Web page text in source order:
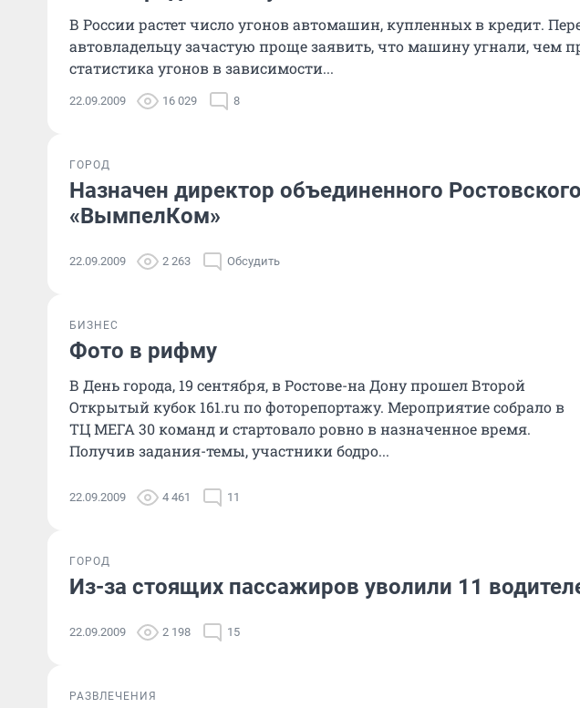
В России растет число угонов автомашин, купленных в кредит.
автовладельцу зачастую проще заявить, что машину угнали, чем
статистика угонов в зависимости...
22.09.2009 16 029 8
ГОРОД
Назначен директор объединенного
«ВымпелКом»
22.09.2009 2 263 Обсудить
БИЗНЕС
Фото в рифму
В День города, 19 сентября, в Ростове-на Дону прошел Второй
Открытый кубок 161.ru по фоторепортажу. Мероприятие собрало в
ТЦ МЕГА 30 команд и стартовало ровно в назначенное время.
Получив задания-темы, участники бодро...
22.09.2009 4 461 11
ГОРОД
Из-за стоящих пассажиров уволили 11
22.09.2009 2 198 15
РАЗВЛЕЧЕНИЯ